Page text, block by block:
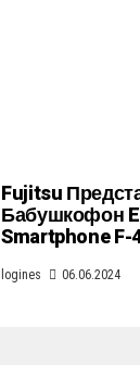
Fujitsu
Бабушкофон
Smartphone F-
logines 06.06.2024